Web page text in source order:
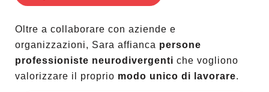
Oltre a collaborare con aziende e
organizzazioni, Sara affianca persone
professioniste neurodivergenti che vogliono
valorizzare il proprio modo unico di lavorare.